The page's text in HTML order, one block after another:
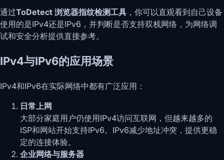
通过ToDetect 浏览器指纹检测工具 ，你可以直观看到自己设备
使用的是IPv4还是IPv6，并判断是否支持双栈网络，为网络调
试和安全分析提供直接参考。
IPv4与IPv6的应用场景
IPv4和IPv6在实际网络中都有广泛应用：
日常上网
大部分家庭用户仍使用IPv4访问互联网，但越来越多的
ISP和网站开始支持IPv6。IPv6减少地址冲突，提供更稳
定的连接体验。
企业网络与服务器